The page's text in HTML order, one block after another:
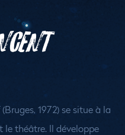
1972) se situe à la
le théâtre. Il développe